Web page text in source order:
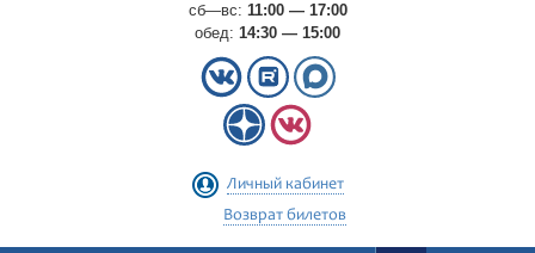
сб—вс: 11:00 — 17:00
обед: 14:30 — 15:00
Личный кабинет
Возврат билетов